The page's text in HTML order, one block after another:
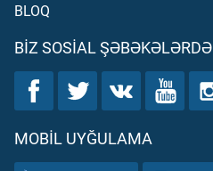
BLOQ
BIZ SOSIAL ŞƏBƏKƏLƏRDƏ
MOBIL UYĞULAMA